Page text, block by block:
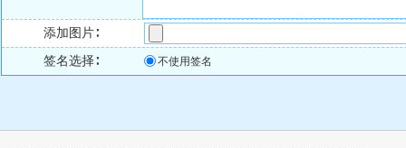
添加图片∶
签名选择∶ 不使用签名